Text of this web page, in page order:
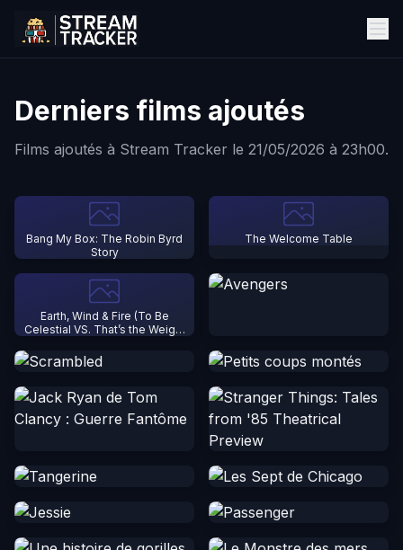
Derniers films ajoutés
Films ajoutés à Stream Tracker le 21/05/2026 à 23h00.
Bang My Box: The Robin Byrd
Story
The Welcome Table
Earth, Wind & Fire (To Be
Celestial VS. That’s the Weight